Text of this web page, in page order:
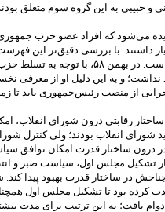
و حبیبی به این گروه سوم متعلق
می‌شود که افراد عضو حزب جمهوری
داشتند. با بررسی دقیق‌تر این
بنی‌صدر در اقلیت بوده است. در
نداشت؛ و به این دلیل او از معرفی
از منصب رئیس‌جمهوری باید
رقابتی درون شورای انقلاب،
شورای انقلاب بودند؛ ولی کنترل
درون ساختار قدرت امکان توافق
تشکیل مجلس اول، سیاست صبر و
کرده بود تا تشکیل مجلس اول
وضعیت تا آخر تیر ۱۳۵۹ دوام یافت؛ به این